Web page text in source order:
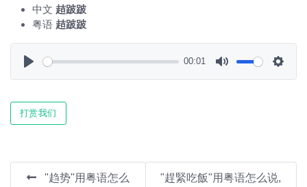
中文 趌跛跛
粤语 趌跛跛
00:01
打赏我们
"趋势"用粤语怎么
"趕緊吃飯"用粤语怎么说,